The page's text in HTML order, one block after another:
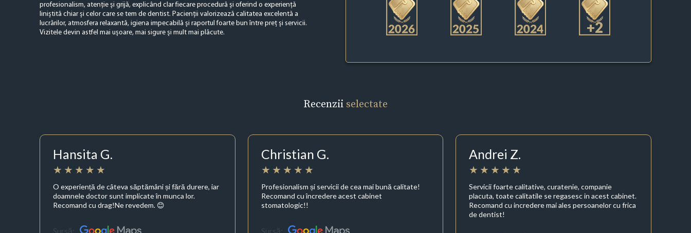
profesionalism, atenție și grijă, explicând clar fiecare procedură și oferind o experiență
liniștită chiar și celor care se tem de dentist. Pacienții valorizează calitatea excelentă a
lucrărilor, atmosfera relaxantă, igiena impecabilă și raportul foarte bun între preț și servicii.
Vizitele devin astfel mai ușoare, mai sigure și mult mai plăcute.
+2
Recenzii selectate
Hansita G.
O experiență de câteva săptămâni și fără durere, iar
doamnele doctor sunt implicate în munca lor.
Recomand cu drag!Ne revedem. 😊
Sursă:
Christian G.
Profesionalism și servicii de cea mai bună calitate!
Recomand cu încredere acest cabinet
stomatologic!!
Sursă:
Andrei Z.
Servicii foarte calitative, curatenie, companie
placuta, toate calitatile se regasesc in acest cabinet.
Recomand cu incredere mai ales persoanelor cu frica
de dentist!